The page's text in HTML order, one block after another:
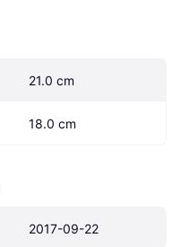
21.0 cm
18.0 cm
2017-09-22